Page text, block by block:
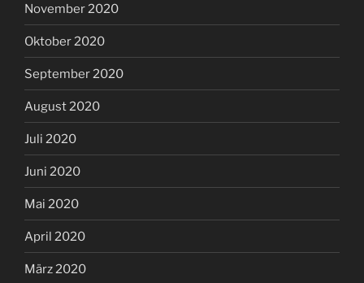
November 2020
Oktober 2020
September 2020
August 2020
Juli 2020
Juni 2020
Mai 2020
April 2020
März 2020